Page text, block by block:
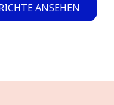
ANSEHEN